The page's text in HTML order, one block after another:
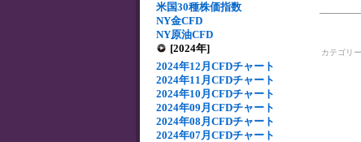
米国30種株価指数
NY金CFD
NY原油CFD
[2024年]
2024年12月CFDチャート
2024年11月CFDチャート
2024年10月CFDチャート
2024年09月CFDチャート
2024年08月CFDチャート
2024年07月CFDチャート
カテゴリ